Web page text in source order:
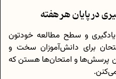
در پایان هر هفته
یادگیری و سطح مطالعه خودتون
برای دانش‌آموزان سخت و
پرسش‌ها و امتحان‌ها هستن که